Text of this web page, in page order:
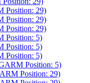
Position: 29)
Position: 29)
Position: 29)
Position: 5)
Position: 5)
Position: 5)
Position: 5)
Position: 29)